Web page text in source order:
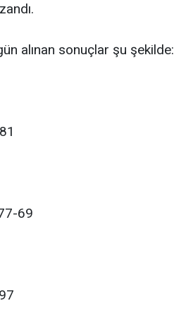
alınan sonuçlar şu şekilde:
69